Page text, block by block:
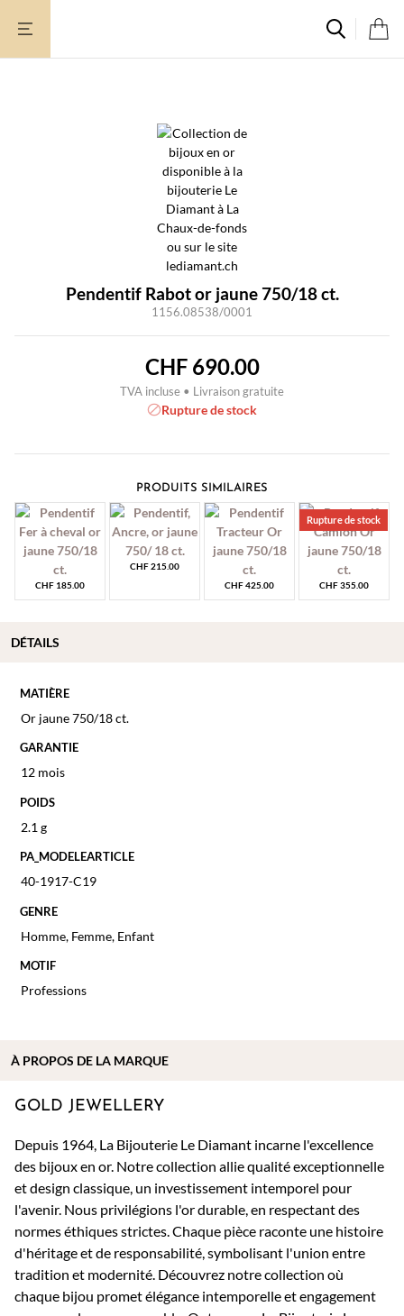
Pendentif Rabot or jaune 750/18 ct.
1156.08538/0001
CHF690.00
TVA incluse • Livraison gratuite
Rupture de stock
PRODUITS SIMILAIRES
CHF 185.00
CHF215.00
CHF425.00
Rupture de stock
CHF355.00
MATIÈRE
Or jaune 750/18 ct.
GARANTIE
12 mois
POIDS
2.1 g
PA_MODELEARTICLE
40-1917-C19
GENRE
Homme, Femme, Enfant
MOTIF
Professions
GOLD JEWELLERY
Depuis 1964, La Bijouterie Le Diamant incarne l'excellence
des bijoux en or. Notre collection allie qualité exceptionnelle
et design classique, un investissement intemporel pour
l'avenir. Nous privilégions l'or durable, en respectant des
normes éthiques strictes. Chaque pièce raconte une histoire
d'héritage et de responsabilité, symbolisant l'union entre
tradition et modernité. Découvrez notre collection où
chaque bijou promet élégance intemporelle et engagement
DÉTAILS
À PROPOS DE LA MARQUE